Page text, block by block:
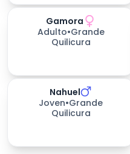
días esperando
Gamora
Adulto•Grande
Quilicura
días esperando
Nahuel
Joven•Grande
Quilicura